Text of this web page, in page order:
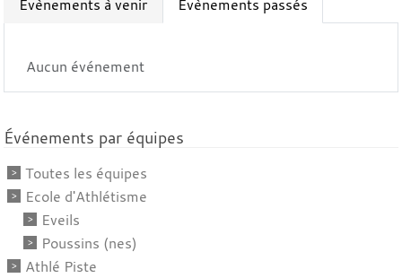
Évènements à venir Évènements passés
Aucun événement
Événements par équipes
Toutes les équipes
Ecole d'Athlétisme
Eveils
Poussins (nes)
Athlé Piste